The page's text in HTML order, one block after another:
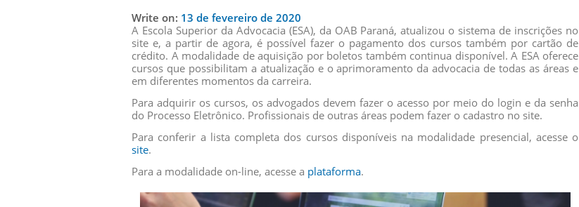
Write on: 13 de fevereiro de 2020
A Escola Superior da Advocacia (ESA), da OAB Paraná, atualizou o sistema de inscrições no
site e, a partir de agora, é possível fazer o pagamento dos cursos também por cartão de
crédito. A modalidade de aquisição por boletos também continua disponível. A ESA oferece
cursos que possibilitam a atualização e o aprimoramento da advocacia de todas as áreas e
em diferentes momentos da carreira.
Para adquirir os cursos, os advogados devem fazer o acesso por meio do login e da senha
do Processo Eletrônico. Profissionais de outras áreas podem fazer o cadastro no site.
Para conferir a lista completa dos cursos disponíveis na modalidade presencial, acesse o
site.
Para a modalidade on-line, acesse a plataforma.